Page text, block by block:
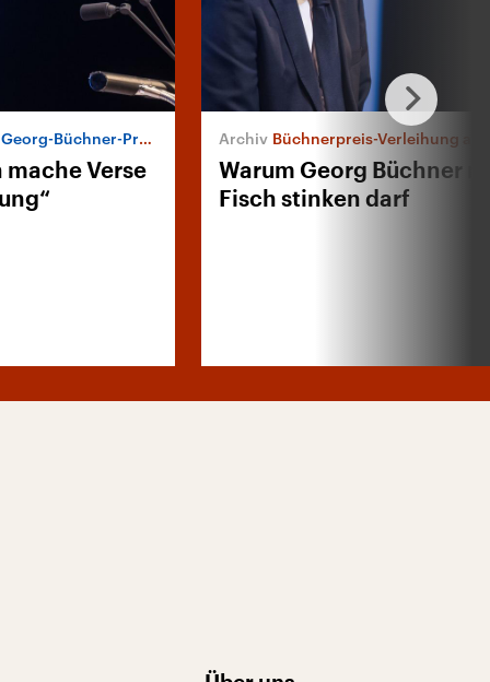
Büchner-Preis 2017
mache Verse
Büchnerpreis-Verleihung an Jan
Warum Georg Büchner
Fisch stinken darf